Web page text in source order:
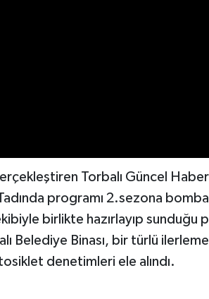
Torbalı Güncel Haber
programı 2.sezona
birlikte hazırlayıp sunduğu
Belediye Binası, bir türlü
denetimleri ele alındı.